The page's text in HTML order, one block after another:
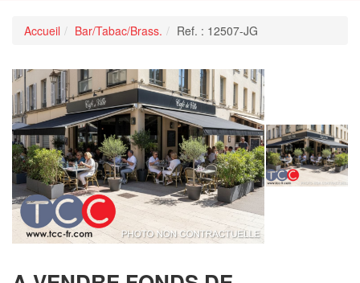
Accueil Bar/Tabac/Brass. Ref. : 12507-JG